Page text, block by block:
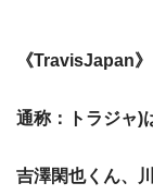
《TravisJapan
通称：トラジャ)
吉澤閑也くん、